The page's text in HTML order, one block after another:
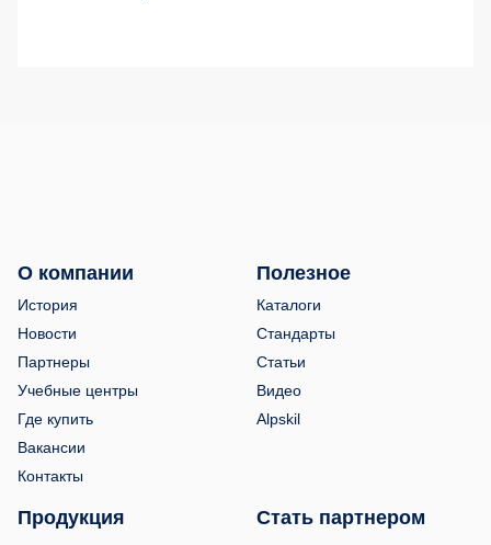
О компании
История
Новости
Партнеры
Учебные центры
Где купить
Вакансии
Контакты
Полезное
Каталоги
Стандарты
Статьи
Видео
Alpskil
Продукция Стать партнером